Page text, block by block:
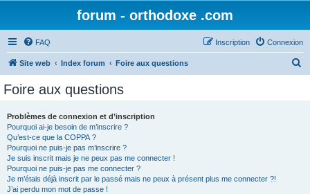
forum - orthodoxe .com
FAQ Connexion
Inscription
Site web Index forum Foire aux questions
Foire aux questions
Problèmes de connexion et d’inscription
Pourquoi ai-je besoin de m’inscrire ?
Qu’est-ce que la COPPA ?
Pourquoi ne puis-je pas m’inscrire ?
Je suis inscrit mais je ne peux pas me connecter !
Pourquoi ne puis-je pas me connecter ?
Je m’étais déjà inscrit par le passé mais ne peux à présent plus me connecter ?!
J’ai perdu mon mot de passe !